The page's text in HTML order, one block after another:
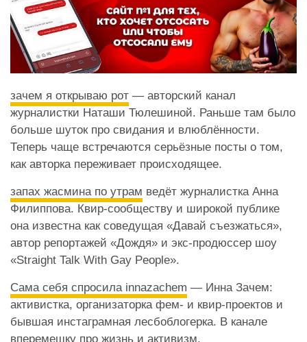
зачем я открываю рот — авторский канал
журналистки Наташи Тюлешиной. Раньше там было
больше шуток про свидания и влюблённости.
Теперь чаще встречаются серьёзные посты о том,
как авторка переживает происходящее.
запах жасмина по утрам ведёт журналистка Анна
Филиппова. Квир-сообществу и широкой публике
она известна как соведущая «Давай съезжаться»,
автор репортажей «Дождя» и экс-продюссер шоу
«Straight Talk With Gay People».
Сама себя спросила innazachem — Инна Зачем:
активистка, организаторка фем- и квир-проектов и
бывшая инстаграмная лесбоблогерка. В канале
вперемешку про жизнь и активизм.